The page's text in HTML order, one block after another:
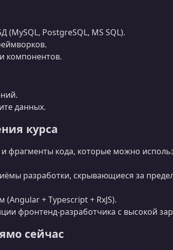
PostgreSQL, MS SQL).
компонентов.
данных.
курса
фрагменты кода, которые можно
разработки, скрывающиеся за
+ Typescript + RxJS).
фронтенд‑разработчика с высокой
сейчас